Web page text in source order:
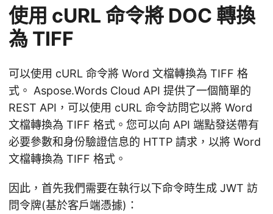
使用 cURL 命令將 DOC 轉換
為 TIFF
可以使用 cURL 命令將 Word 文檔轉換為 TIFF 格
式。 Aspose.Words Cloud API 提供了一個簡單的
REST API，可以使用 cURL 命令訪問它以將 Word
文檔轉換為 TIFF 格式。您可以向 API 端點發送帶有
必要參數和身份驗證信息的 HTTP 請求，以將 Word
文檔轉換為 TIFF 格式。
因此，首先我們需要在執行以下命令時生成 JWT 訪
問令牌(基於客戶端憑據)：